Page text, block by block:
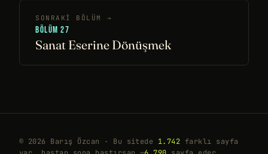
SONRAKI BÖLÜM →
BÖLÜM 27
Sanat Eserine Dönüşmek
© 2026 Barış Özcan · Bu sitede 1.742 farklı sayfa